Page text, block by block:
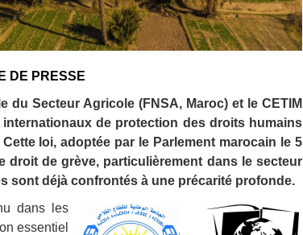
Colombie
Cuba
Equateur
Espagne
France
Guatemala
Haïti
DE PRESSE
du Secteur Agricole (FNSA, Maroc) et le CETIM
de protection des droits humains
loi, adoptée par le Parlement marocain le 5
de grève, particulièrement dans le secteur
sont déjà confrontés à une précarité profonde.
dans les
essentiel